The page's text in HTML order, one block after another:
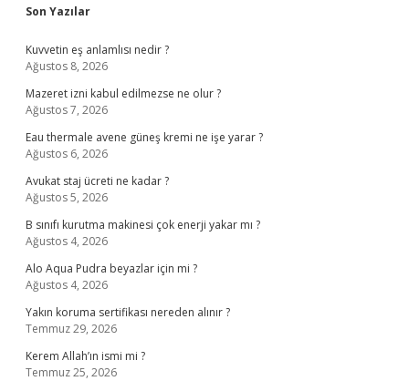
Sidebar
Son Yazılar
Kuvvetin eş anlamlısı nedir ?
Ağustos 8, 2026
Mazeret izni kabul edilmezse ne olur ?
Ağustos 7, 2026
Eau thermale avene güneş kremi ne işe yarar ?
Ağustos 6, 2026
Avukat staj ücreti ne kadar ?
Ağustos 5, 2026
B sınıfı kurutma makinesi çok enerji yakar mı ?
Ağustos 4, 2026
Alo Aqua Pudra beyazlar için mi ?
Ağustos 4, 2026
Yakın koruma sertifikası nereden alınır ?
Temmuz 29, 2026
Kerem Allah’ın ismi mi ?
Temmuz 25, 2026